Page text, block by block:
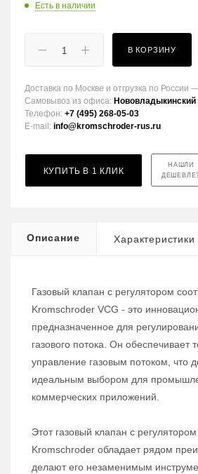
Есть в наличии
В КОРЗИНУ
Доставка по Москве и отгрузка по России
Самовывоз из офиса: Нововладыкинский
Телефон: +7 (495) 268-05-03
E-mail: info@kromschroder-rus.ru
КУПИТЬ В 1 КЛИК
НАШЛИ
Описание Характеристики
Газовый клапан с регулятором
Kromschroder VCG - это
предназначенное для
газового потока. Он обеспечивает
управление газовым потоком, что
идеальным выбором для
коммерческих приложений.
Этот газовый клапан с
Kromschroder обладает рядом
делают его незаменимым